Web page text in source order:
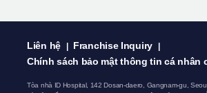
Liên hệ Franchise Inquiry
Chính sách bảo mật thông tin cá nhân
Tòa nhà ID Hospital, 142 Dosan-daero, Gangnam-gu,